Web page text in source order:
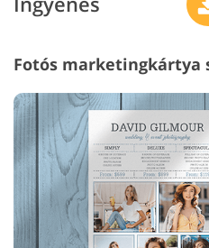
Fotós marketingkártya